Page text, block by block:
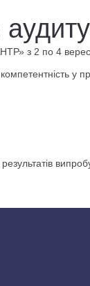
2 по 4
у